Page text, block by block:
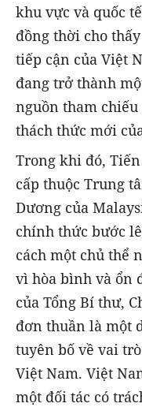
khu vực và quốc
đồng thời cho
tiếp cận của Việt
đang trở thành
nguồn tham
thách thức mới
Trong khi đó,
cấp thuộc Trung
Dương của
chính thức bước
cách một chủ thể
vì hòa bình và ổn
của Tổng Bí thư,
đơn thuần là một
tuyên bố về vai
Việt Nam. Việt
một đối tác có